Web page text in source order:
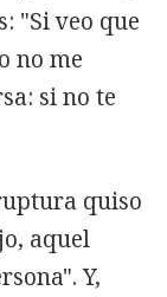
"Si veo que
no me
si no te
quiso
aquel
Y,